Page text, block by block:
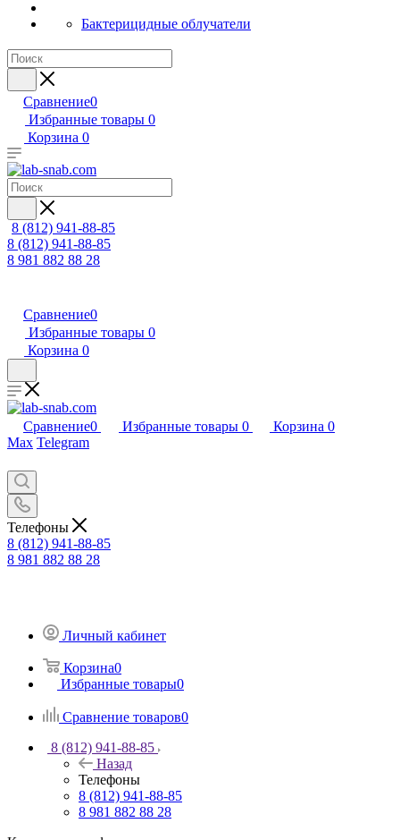
Бактерицидные облучатели
Сравнение0
Избранные товары 0
Корзина 0
8 (812) 941-88-85
8 (812) 941-88-85
8 981 882 88 28
Сравнение0
Избранные товары 0
Корзина 0
Сравнение0 Избранные товары 0 Корзина 0
Max Telegram
Телефоны
8 (812) 941-88-85
8 981 882 88 28
Личный кабинет
Корзина0
Избранные товары0
Сравнение товаров0
8 (812) 941-88-85
Назад
Телефоны
8 (812) 941-88-85
8 981 882 88 28